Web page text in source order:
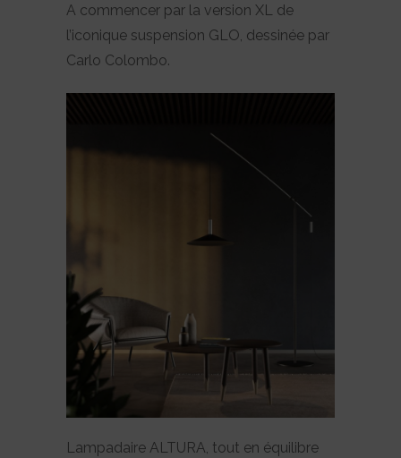
A commencer par la version XL de
l’iconique suspension GLO, dessinée par
Carlo Colombo.
Lampadaire ALTURA, tout en équilibre